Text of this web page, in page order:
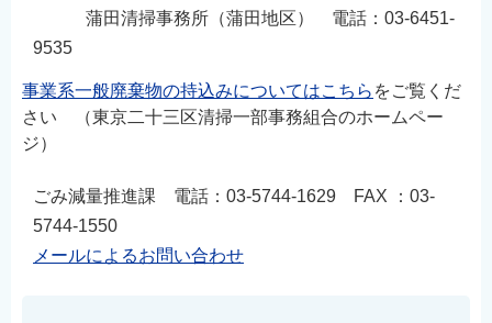
蒲田清掃事務所（蒲田地区） 電話：03-6451-
9535
事業系一般廃棄物の持込みについてはこちら をご覧くだ
さい （東京二十三区清掃一部事務組合のホームペー
ジ）
ごみ減量推進課 電話：03-5744-1629 FAX ：03-
5744-1550
メールによるお問い合わせ